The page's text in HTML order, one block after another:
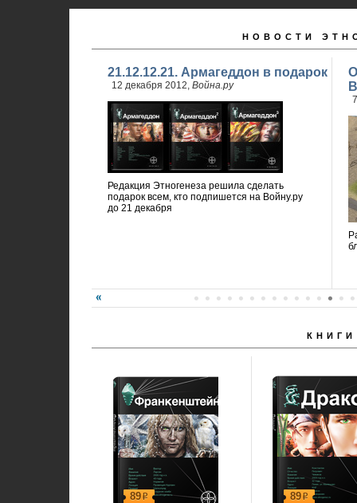
НОВОСТИ
21.12.12.21. Армагеддон в подарок
12 декабря 2012, Война.ру
Редакция Этногенеза решила сделать
подарок всем, кто подпишется на Войну.ру
до 21 декабря
КНИГИ
89р 89р